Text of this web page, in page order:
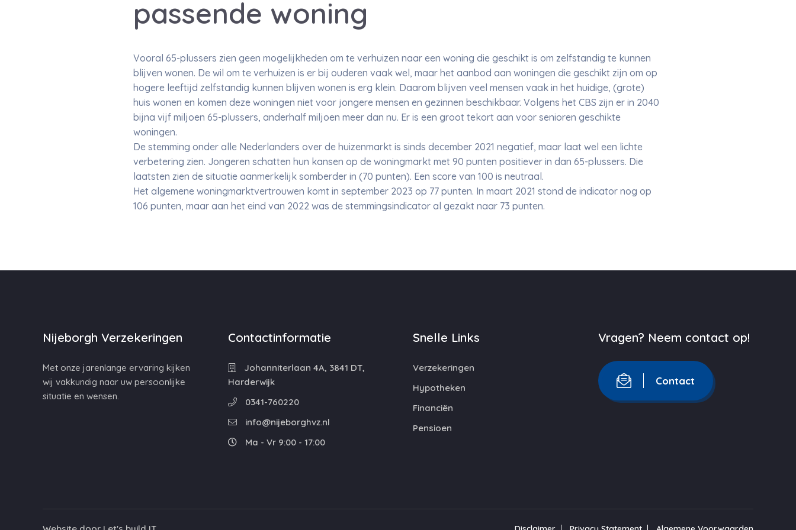
passende woning
Vooral 65-plussers zien geen mogelijkheden om te verhuizen naar een woning die geschikt is om zelfstandig te kunnen
blijven wonen. De wil om te verhuizen is er bij ouderen vaak wel, maar het aanbod aan woningen die geschikt zijn om op
hogere leeftijd zelfstandig kunnen blijven wonen is erg klein. Daarom blijven veel mensen vaak in het huidige, (grote)
huis wonen en komen deze woningen niet voor jongere mensen en gezinnen beschikbaar. Volgens het CBS zijn er in 2040
bijna vijf miljoen 65-plussers, anderhalf miljoen meer dan nu. Er is een groot tekort aan voor senioren geschikte
woningen.
De stemming onder alle Nederlanders over de huizenmarkt is sinds december 2021 negatief, maar laat wel een lichte
verbetering zien. Jongeren schatten hun kansen op de woningmarkt met 90 punten positiever in dan 65-plussers. Die
laatsten zien de situatie aanmerkelijk somberder in (70 punten). Een score van 100 is neutraal.
Het algemene woningmarktvertrouwen komt in september 2023 op 77 punten. In maart 2021 stond de indicator nog op
106 punten, maar aan het eind van 2022 was de stemmingsindicator al gezakt naar 73 punten.
Nijeborgh Verzekeringen
Met onze jarenlange ervaring kijken
wij vakkundig naar uw persoonlijke
situatie en wensen.
Contactinformatie
Johanniterlaan 4A, 3841 DT,
Harderwijk
0341-760220
info@nijeborghvz.nl
Ma - Vr 9:00 - 17:00
Snelle Links
Verzekeringen
Hypotheken
Financiën
Pensioen
Vragen? Neem contact op!
Contact